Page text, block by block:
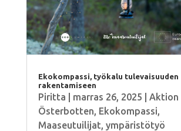
Ekokompassi, työkalu tulevaisuuden
rakentamiseen
Piritta marras 26, 2025
Aktion
Österbotten, Ekokompassi,
Maaseutuilijat, ympäristötyö